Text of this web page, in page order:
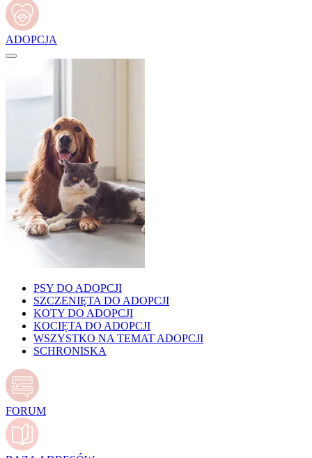
ADOPCJA
PSY DO ADOPCJI
SZCZENIĘTA DO ADOPCJI
KOTY DO ADOPCJI
KOCIĘTA DO ADOPCJI
WSZYSTKO NA TEMAT ADOPCJI
SCHRONISKA
FORUM